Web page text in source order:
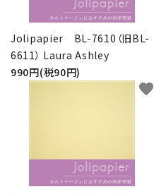
Jolipapier BL-7610（旧BL-
6611） Laura Ashley
990円(税90円)
favorite